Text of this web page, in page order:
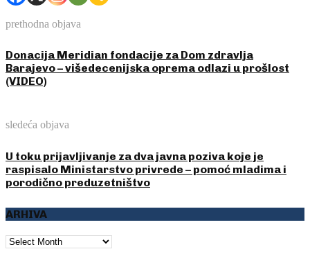
prethodna objava
Donacija Meridian fondacije za Dom zdravlja
Barajevo – višedecenijska oprema odlazi u prošlost
(VIDEO)
sledeća objava
U toku prijavljivanje za dva javna poziva koje je
raspisalo Ministarstvo privrede – pomoć mladima i
porodično preduzetništvo
ARHIVA
ARHIVA